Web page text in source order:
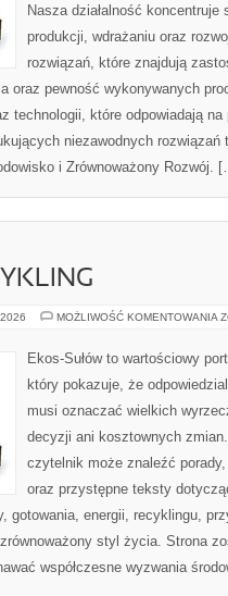
Nasza działalność koncentruje
produkcji, wdrażaniu oraz
rozwiązań, które znajdują
oraz pewność wykonywanych
technologii, które odpowiadają
niezawodnych
i Zrównoważony Rozwój.
MOŻLIWOŚĆ KOMENTOWANIA
Ekos-Sułów to wartościowy
który pokazuje, że
musi oznaczać wielkich
decyzji ani kosztownych
czytelnik może znaleźć
oraz przystępne teksty
gotowania, energii, recyklingu,
styl życia. Strona
współczesne wyzwania